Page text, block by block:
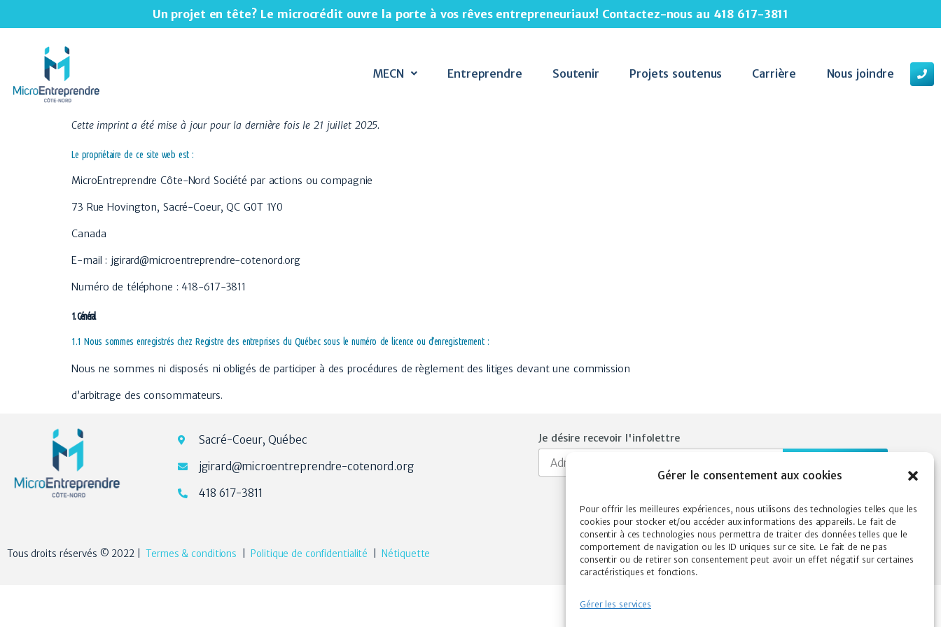
Gérer le consentement aux cookies
Pour offrir les meilleures expériences, nous utilisons des technologies telles que les
cookies pour stocker et/ou accéder aux informations des appareils. Le fait de
consentir à ces technologies nous permettra de traiter des données telles que le
comportement de navigation ou les ID uniques sur ce site. Le fait de ne pas
consentir ou de retirer son consentement peut avoir un effet négatif sur certaines
caractéristiques et fonctions.
Gérer les services
Un projet en tête? Le microcrédit ouvre la porte à vos rêves entrepreneuriaux! Contactez-nous au 418 617-3811
MECN Entreprendre Soutenir Projets soutenus Carrière Nous joindre
Cette imprint a été mise à jour pour la dernière fois le 21 juillet 2025.
Le propriétaire de ce site web est :
MicroEntreprendre Côte-Nord Société par actions ou compagnie
73 Rue Hovington, Sacré-Coeur, QC G0T 1Y0
Canada
E-mail : jgirard@microentreprendre-cotenord.org
Numéro de téléphone : 418-617-3811
1. Général
1.1 Nous sommes enregistrés chez Registre des entreprises du Québec sous le numéro de licence ou d’enregistrement :
Nous ne sommes ni disposés ni obligés de participer à des procédures de règlement des litiges devant une commission
d’arbitrage des consommateurs.
Sacré-Coeur, Québec
jgirard@microentreprendre-cotenord.org
418 617-3811
Je désire recevoir l'infolettre
Tous droits réservés © 2022 |Termes & conditions Politique de confidentialité Nétiquette Site conçu parConception WebMédia.​